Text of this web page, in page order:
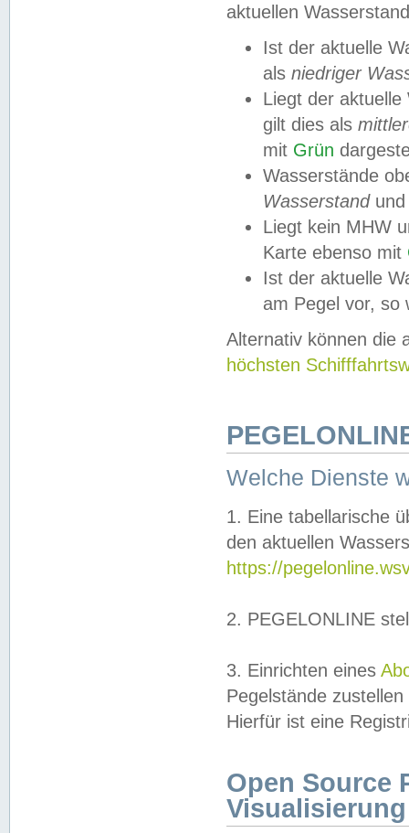
aktuellen
Ist der aktuelle
als niedriger
Liegt der
gilt dies als
mit Grün
Wasserstände
Wasserstandund
Liegt kein MHW
Karte ebenso mit
Ist der aktuelle
am Pegel vor,
Alternativ können die
höchsten
Welche Dienste
1. Eine tabellarische
den aktuellen
https://
2. PEGELONLINE
3. Einrichten eines
Pegelstände
Hierfür ist eine
Open Source
Visualisierung